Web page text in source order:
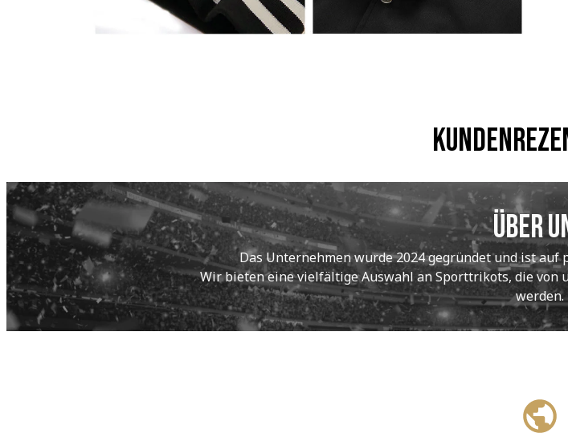
Über
Das Unternehmen wurde 2024 gegründet und ist
Wir bieten eine vielfältige Auswahl an Sporttrikots, die
werden.